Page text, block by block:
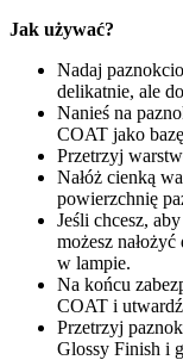
Jak używać?
Nadaj
delikatnie, ale
Nanieś na
COAT jako
Przetrzyj
Nałóż cienką
powierzchnię
Jeśli chcesz,
możesz
w lampie.
Na końcu
COAT i
Przetrzyj
Glossy Finish i